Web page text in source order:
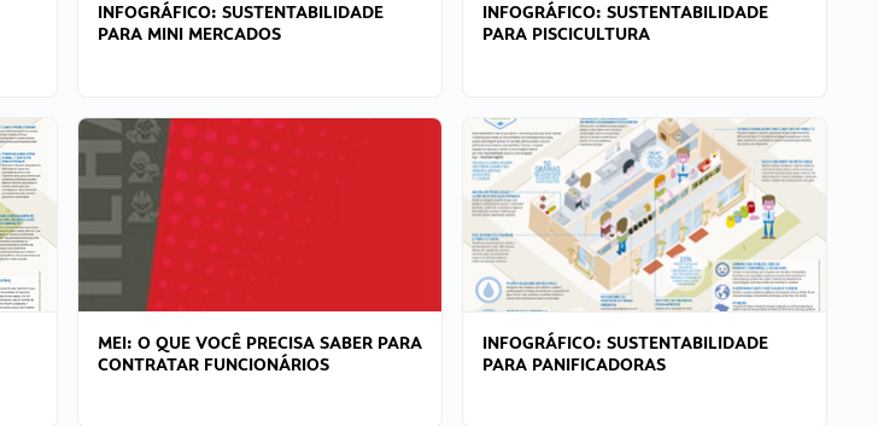
INFOGRÁFICO: SUSTENTABILIDADE
PARA MINI MERCADOS
INFOGRÁFICO: SUSTENTABILIDADE
PARA PISCICULTURA
MEI: O QUE VOCÊ PRECISA SABER PARA
CONTRATAR FUNCIONÁRIOS
INFOGRÁFICO: SUSTENTABILIDADE
PARA PANIFICADORAS